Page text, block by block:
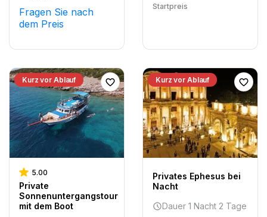
Fragen Sie nach
dem Preis
Startpreis
Kurz vor Ablauf
5.00
Private
Sonnenuntergangstour
mit dem Boot
Kurz vor Ablauf
Privates Ephesus bei
Nacht
Dauer 1 Nacht 2 Tage